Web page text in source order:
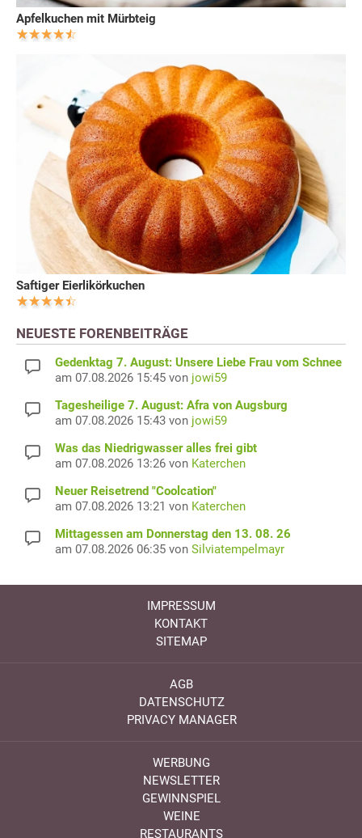
Apfelkuchen mit Mürbteig
Saftiger Eierlikörkuchen
NEUESTE FORENBEITRÄGE
Gedenktag 7. August: Unsere Liebe Frau vom Schnee
am 07.08.2026 15:45 von jowi59
Tagesheilige 7. August: Afra von Augsburg
am 07.08.2026 15:43 von jowi59
Was das Niedrigwasser alles frei gibt
am 07.08.2026 13:26 von Katerchen
Neuer Reisetrend "Coolcation"
am 07.08.2026 13:21 von Katerchen
Mittagessen am Donnerstag den 13. 08. 26
am 07.08.2026 06:35 von Silviatempelmayr
IMPRESSUM
KONTAKT
SITEMAP
AGB
DATENSCHUTZ
PRIVACY MANAGER
WERBUNG
NEWSLETTER
GEWINNSPIEL
WEINE
RESTAURANTS